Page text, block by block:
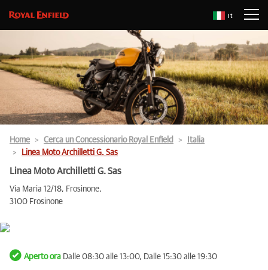
It
Home Cerca un Concessionario Royal Enfield
Italia
Linea Moto Archilletti G. Sas
Linea Moto Archilletti G. Sas
Via Maria 12/18, Frosinone,
3100 Frosinone
Aperto ora Dalle 08:30 alle 13:00, Dalle 15:30 alle 19:30